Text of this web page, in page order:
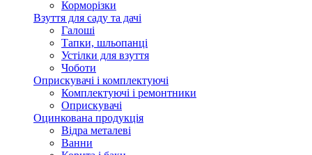
Корморізки
Взуття для саду та дачі
Галоші
Тапки, шльопанці
Устілки для взуття
Чоботи
Оприскувачі і комплектуючі
Комплектуючі і ремонтники
Оприскувачі
Оцинкована продукція
Відра металеві
Ванни